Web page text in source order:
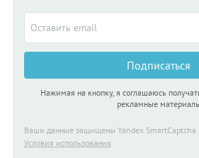
Подписаться
Нажимая на кнопку, я соглашаюсь
рекламные
Ваши данные защищены Yandex SmartCaptcha
Условия использования